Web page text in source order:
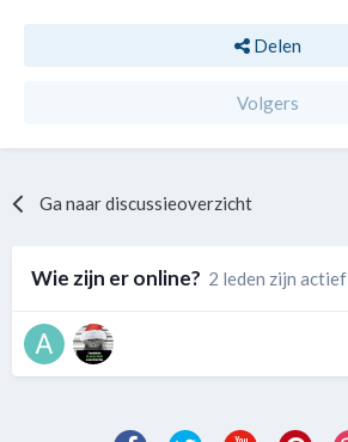
Delen
Volgers
Ga naar discussieoverzicht
Wie zijn er online? 2 leden zijn actief